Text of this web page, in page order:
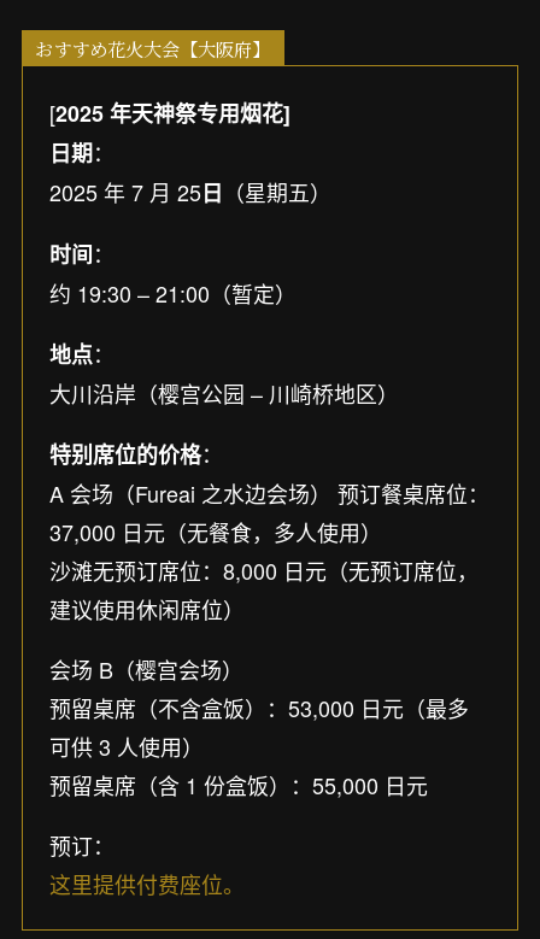
おすすめ花火大会【大阪府】
[2025 年天神祭专用烟花]
日期：
2025 年 7 月 25日 （星期五）
时间：
约 19:30 – 21:00（暂定）
地点：
大川沿岸（樱宫公园 – 川崎桥地区）
特别席位的价格：
A 会场（Fureai 之水边会场） 预订餐桌席位：
37,000 日元（无餐食，多人使用）
沙滩无预订席位：8,000 日元（无预订席位，
建议使用休闲席位）
会场 B（樱宫会场）
预留桌席（不含盒饭）：53,000 日元（最多
可供 3 人使用）
预留桌席（含 1 份盒饭）：55,000 日元
预订：
这里提供付费座位。